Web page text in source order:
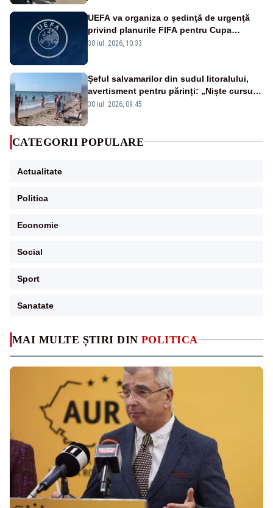
MAI MULTE ȘTIRI DIN POLITICA
UEFA va organiza o şedinţă de urgenţă
privind planurile FIFA pentru Cupa
Mondială
30 iul. 2026, 10:33
Șeful salvamarilor din sudul litoralului,
avertisment pentru părinți: „Niște cursuri
de înot la piscină nu sunt suficiente”
30 iul. 2026, 09:45
CATEGORII POPULARE
Actualitate
Politica
Economie
Social
Sport
Sanatate